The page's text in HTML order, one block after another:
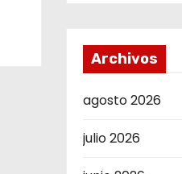
Archivos
agosto 2026
julio 2026